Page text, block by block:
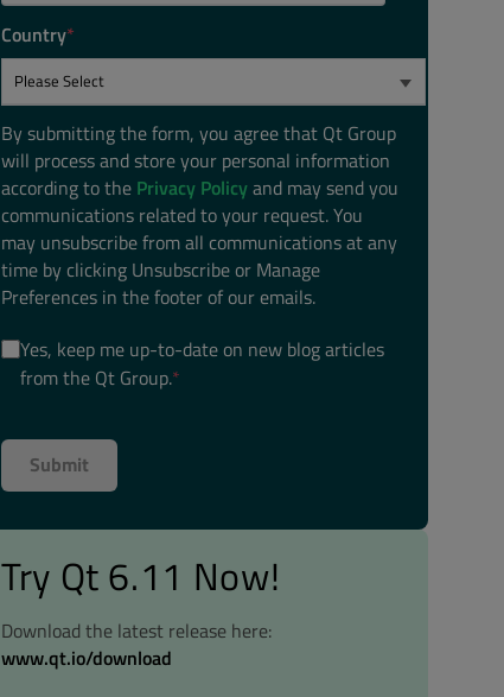
Country*
By submitting the form, you agree that Qt Group
will process and store your personal information
according to the Privacy Policyand may send you
communications related to your request. You
may unsubscribe from all communications at any
time by clicking Unsubscribe or Manage
Preferences in the footer of our emails.
Yes, keep me up-to-date on new blog articles
from the Qt Group.*
Try Qt 6.11 Now!
Download the latest release here:
www.qt.io/download